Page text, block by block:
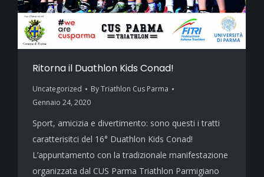
Ritorna il Duathlon Kids Conad!
Uncategorized ByTriathlon Cus Parma
Gennaio 24, 2020
Sport, amicizia e divertimento: sono questi i tratti
caratterisitci del 16° Duathlon Kids Conad!
L’appuntamento con la tradizionale manifestazione
organizzata dal CUS Parma Triathlon Parmigiano